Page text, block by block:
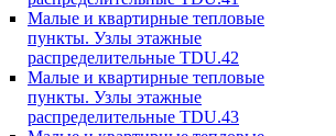
Малые и квартирные тепловые
пункты. Узлы этажные
распределительные TDU.42
Малые и квартирные тепловые
пункты. Узлы этажные
распределительные TDU.43